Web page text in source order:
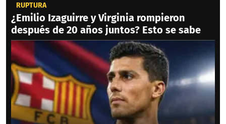
RUPTURA
¿Emilio Izaguirre y Virginia rompieron
después de 20 años juntos? Esto se sabe